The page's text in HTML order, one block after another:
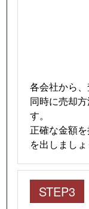
各会社から、
同時に売却
す。
正確な金額
を出しましょ
STEP3